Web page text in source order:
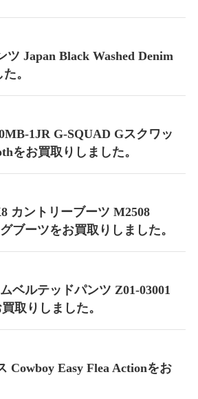
ツ Japan Black Washed Denim
。
1JR G-SQUAD Gスクワッ
をお買取りしました。
カントリーブーツ M2508
ブーツをお買取りしました。
ベルテッドパンツ Z01-03001
取りしました。
Cowboy Easy Flea Actionをお